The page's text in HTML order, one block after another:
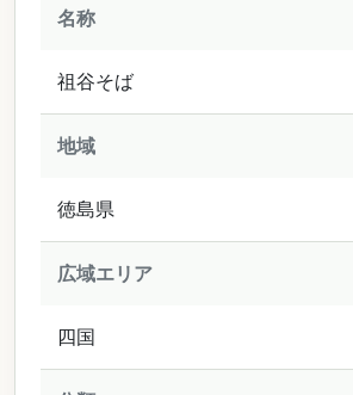
名称
祖谷そば
地域
徳島県
広域エリア
四国